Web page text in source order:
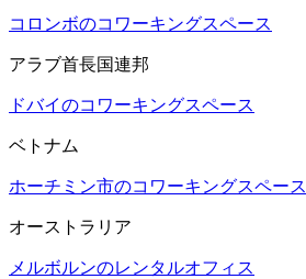
コロンボのコワーキングスペース
アラブ首長国連邦
ドバイのコワーキングスペース
ベトナム
ホーチミン市のコワーキングスペース
オーストラリア
メルボルンのレンタルオフィス